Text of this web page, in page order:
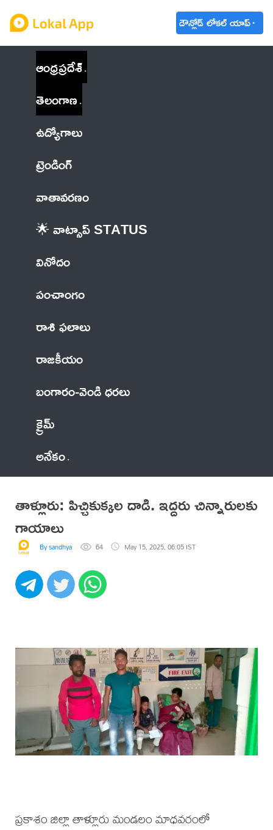
డౌన్లోడ్ లోకల్ యాప్
ఆంధ్రప్రదేశ్
తెలంగాణ
ఉద్యోగాలు
ట్రెండింగ్
వాతావరణం
🌟 వాట్సాప్ STATUS
వినోదం
పంచాంగం
రాశి ఫలాలు
రాజకీయం
బంగారం-వెండి ధరలు
క్రైమ్
అనేకం
తాళ్లూరు: పిచ్చికుక్కల దాడి. ఇద్దరు చిన్నారులకు
గాయాలు
By sandhya 64 May 15, 2025, 06:05 IST
ప్రకాశం జిల్లా తాళ్లూరు మండలం మాధవరంలో